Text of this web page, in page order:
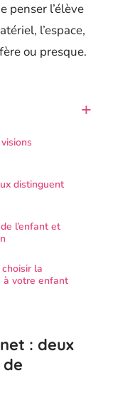
penser l’élève
l’espace,
ou presque.
distinguent
l’enfant et
la
à votre enfant
: deux